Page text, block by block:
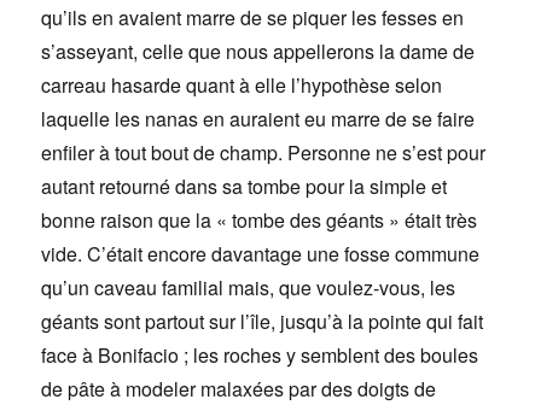
qu’ils en avaient marre de se piquer les fesses en
s’asseyant, celle que nous appellerons la dame de
carreau hasarde quant à elle l’hypothèse selon
laquelle les nanas en auraient eu marre de se faire
enfiler à tout bout de champ. Personne ne s’est pour
autant retourné dans sa tombe pour la simple et
bonne raison que la « tombe des géants » était très
vide. C’était encore davantage une fosse commune
qu’un caveau familial mais, que voulez-vous, les
géants sont partout sur l’île, jusqu’à la pointe qui fait
face à Bonifacio ; les roches y semblent des boules
de pâte à modeler malaxées par des doigts de